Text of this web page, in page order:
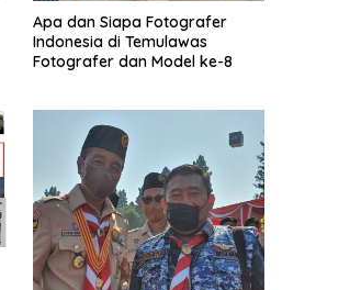
Apa dan Siapa Fotografer
Indonesia di Temulawas
Fotografer dan Model ke-8